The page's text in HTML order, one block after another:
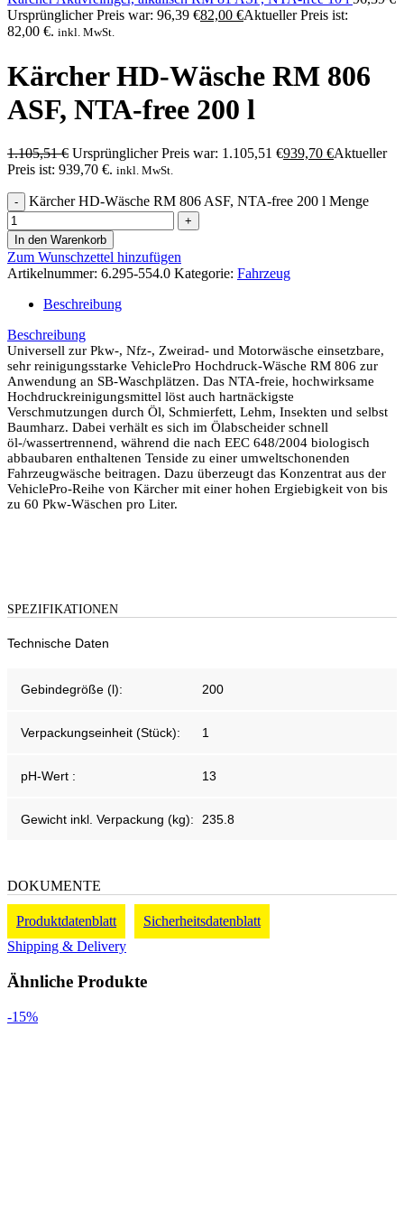
Ursprünglicher Preis war: 96,39 €82,00 €Aktueller Preis ist:
82,00 €. inkl. MwSt.
Kärcher HD-Wäsche RM 806
ASF, NTA-free 200 l
1.105,51€ Ursprünglicher Preis war: 1.105,51 €939,70 €Aktueller
Preis ist: 939,70 €. inkl. MwSt.
Kärcher HD-Wäsche RM 806 ASF, NTA-free 200 l Menge
In den Warenkorb
Zum Wunschzettel hinzufügen
Artikelnummer: 6.295-554.0 Kategorie: Fahrzeug
Beschreibung
Beschreibung
Universell zur Pkw-, Nfz-, Zweirad- und Motorwäsche einsetzbare,
sehr reinigungsstarke VehiclePro Hochdruck-Wäsche RM 806 zur
Anwendung an SB-Waschplätzen. Das NTA-freie, hochwirksame
Hochdruckreinigungsmittel löst auch hartnäckigste
Verschmutzungen durch Öl, Schmierfett, Lehm, Insekten und selbst
Baumharz. Dabei verhält es sich im Ölabscheider schnell
öl-/wassertrennend, während die nach EEC 648/2004 biologisch
abbaubaren enthaltenen Tenside zu einer umweltschonenden
Fahrzeugwäsche beitragen. Dazu überzeugt das Konzentrat aus der
VehiclePro-Reihe von Kärcher mit einer hohen Ergiebigkeit von bis
zu 60 Pkw-Wäschen pro Liter.
SPEZIFIKATIONEN
Technische Daten
Gebindegröße (l): 200
Verpackungseinheit (Stück): 1
pH-Wert : 13
Gewicht inkl. Verpackung (kg): 235.8
DOKUMENTE
Produktdatenblatt
Sicherheitsdatenblatt
Shipping & Delivery
Ähnliche Produkte
-15%